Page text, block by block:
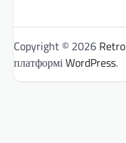
Copyright © 2026 Retro
платформіWordPress.